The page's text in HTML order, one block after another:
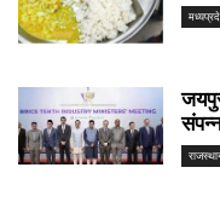
राजस्‍थान